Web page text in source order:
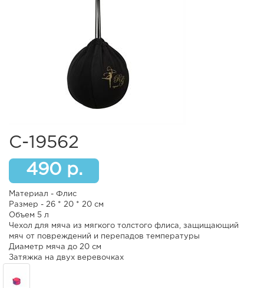
С-19562
490 р.
Материал - Флис
Размер - 26 * 20 * 20 см
Объем 5 л
Чехол для мяча из мягкого толстого флиса, защищающий
мяч от повреждений и перепадов температуры
Диаметр мяча до 20 см
Затяжка на двух веревочках